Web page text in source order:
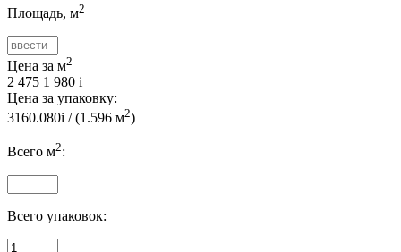
Площадь, м2
Цена за м2
2 475 1 980 i
Цена за упаковку:
3160.080i / (1.596 м2)
Всего м2:
Всего упаковок: